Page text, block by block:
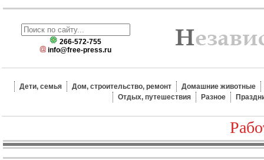
266-572-755
info@free-press.ru
Дети, семья Дом, строительство, ремонт
Домашние животные
Отдых, путешествия
Разное